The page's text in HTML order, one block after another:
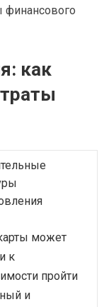
финансового
как
может
к
пройти
и